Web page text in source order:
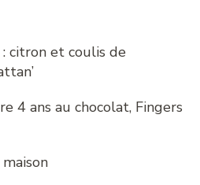
: citron et coulis de
4 ans au chocolat, Fingers